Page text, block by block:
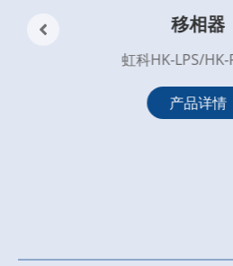
移相器
虹科HK-LPS/HK-
产品详情